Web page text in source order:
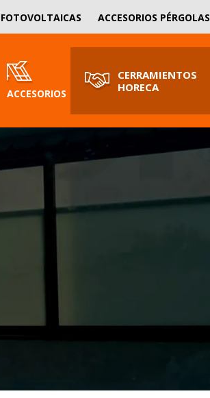
SOLICITA PRESUPUESTO
ACCESORIOS PÉRGOLAS
ACCESORIOS
CERRAMIENTOS
HORECA